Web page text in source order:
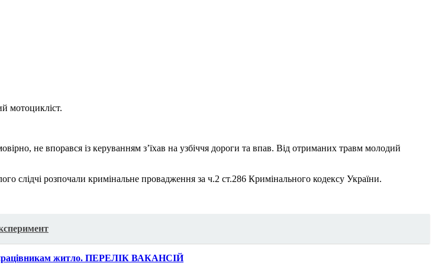
мотоцикліст.
не впорався із керуванням з’їхав на узбіччя дороги та впав. Від отриманих травм молодий
слідчі розпочали кримінальне провадження за ч.2 ст.286 Кримінального кодексу України.
працівникам житло. ПЕРЕЛІК ВАКАНСІЙ